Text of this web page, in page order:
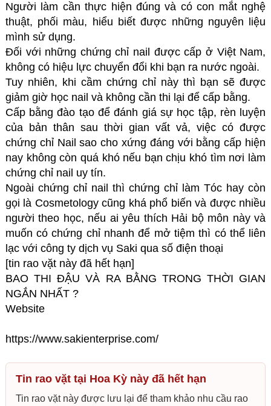
Người làm cần thực hiện đúng và có con mắt nghệ
thuật, phối màu, hiểu biết được những nguyên liệu
mình sử dụng.
Đối với những chứng chỉ nail được cấp ở Việt Nam,
không có hiệu lực chuyển đổi khi bạn ra nước ngoài.
Tuy nhiên, khi cầm chứng chỉ này thì bạn sẽ được
giảm giờ học nail và không cần thi lại để cấp bằng.
Cấp bằng đào tạo để đánh giá sự học tập, rèn luyện
của bản thân sau thời gian vất vả, việc có được
chứng chỉ Nail sao cho xứng đáng với bằng cấp hiện
nay không còn quá khó nếu bạn chịu khó tìm nơi làm
chứng chỉ nail uy tín.
Ngoài chứng chỉ nail thì chứng chỉ làm Tóc hay còn
gọi là Cosmetology cũng khá phổ biến và được nhiều
người theo học, nếu ai yêu thích Hải bộ môn này và
muốn có chứng chỉ nhanh để mở tiệm thì có thể liên
lạc với công ty dịch vụ Saki qua số điện thoại
[tin rao vặt này đã hết hạn]
BAO THI ĐẬU VÀ RA BẰNG TRONG THỜI GIAN
NGẮN NHẤT ?
Website
https://www.sakienterprise.com/
Tin rao vặt tại Hoa Kỳ này đã hết hạn
Tin rao vặt này được lưu lại để tham khảo nhu cầu rao